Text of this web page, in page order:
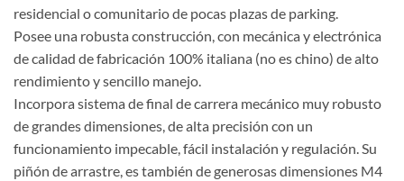
residencial o comunitario de pocas plazas de parking.
Posee una robusta construcción, con mecánica y electrónica
de calidad de fabricación 100% italiana (no es chino) de alto
rendimiento y sencillo manejo.
Incorpora sistema de final de carrera mecánico muy robusto
de grandes dimensiones, de alta precisión con un
funcionamiento impecable, fácil instalación y regulación. Su
piñón de arrastre, es también de generosas dimensiones M4